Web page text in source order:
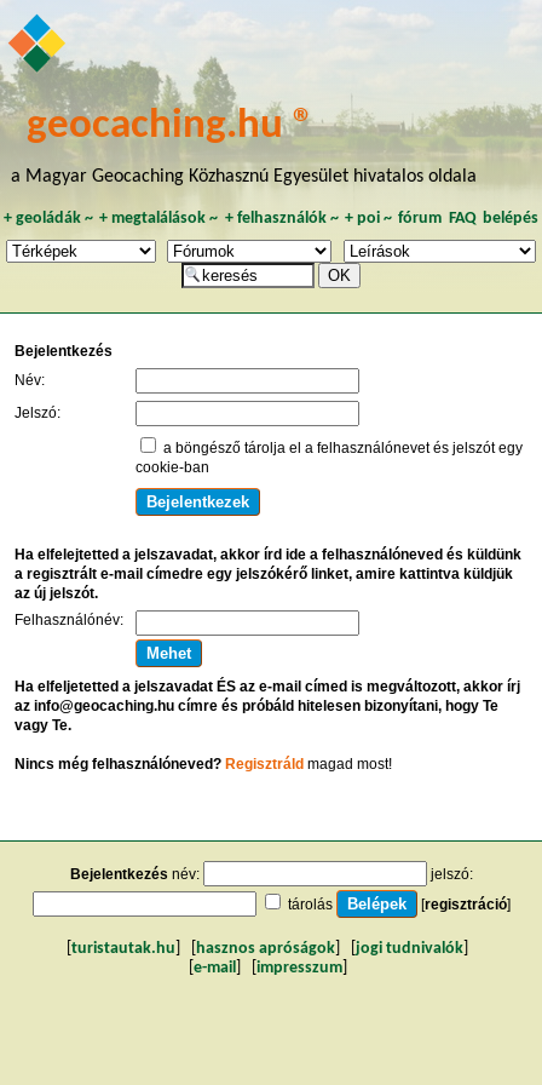
geocaching.hu ®
a Magyar Geocaching Közhasznú Egyesület hivatalos oldala
+ geoládák~ +megtalálások ~ + felhasználók~ + poi~ fórum FAQ belépés
Bejelentkezés
Név:
Jelszó:
a böngésző tárolja el a felhasználónevet és jelszót egy
cookie-ban
Ha elfelejtetted a jelszavadat, akkor írd ide a felhasználóneved és küldünk
a regisztrált e-mail címedre egy jelszókérő linket, amire kattintva küldjük
az új jelszót.
Felhasználónév:
Ha elfeljetetted a jelszavadat ÉS az e-mail címed is megváltozott, akkor írj
az info@geocaching.hu címre és próbáld hitelesen bizonyítani, hogy Te
vagy Te.
Nincs még felhasználóneved? Regisztráldmagad most!
Bejelentkezés név:
jelszó:
tárolás
[regisztráció]
turistautak.hu hasznos apróságok jogi tudnivalók
e-mail impresszum]